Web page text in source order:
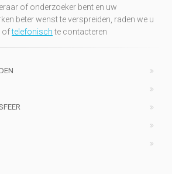
of onderzoeker bent en uw
beter wenst te verspreiden, raden we u
oftelefonischte contacteren